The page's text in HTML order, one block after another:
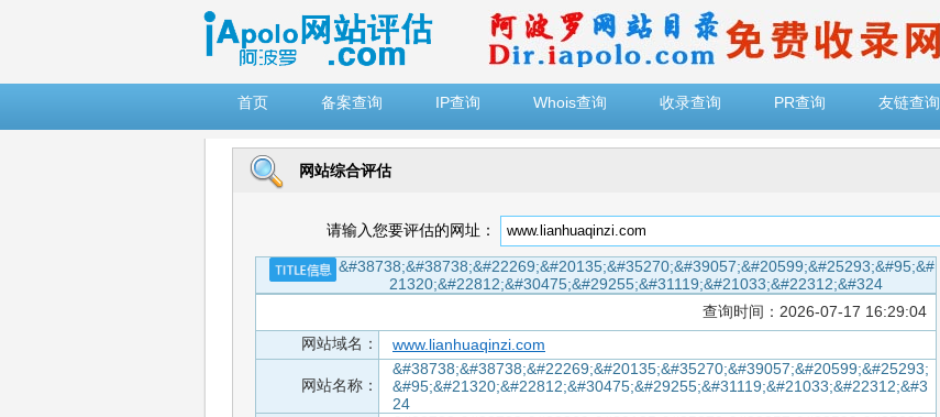
首页
备案查询 IP查询 Whois查询 收录查询 PR查询 友链查询
网站综合评估
请输入您要评估的网址：
&#38738;&#38738;&#22269;&#20135;&#35270;&#39057;&#20599;&#25293;&#95;&#
21320;&#22812;&#30475;&#29255;&#31119;&#21033;&#22312;&#324
查询时间：2026-07-17 16:29:04
网站域名：
www.lianhuaqinzi.com
网站名称：
&#38738;&#38738;&#22269;&#20135;&#35270;&#39057;&#20599;&#25293;
&#95;&#21320;&#22812;&#30475;&#29255;&#31119;&#21033;&#22312;&#3
24